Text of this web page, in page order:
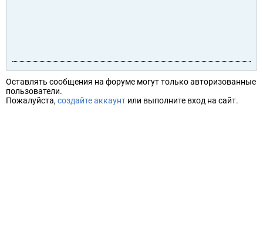
Оставлять сообщения на форуме могут только авторизованные
пользователи.
Пожалуйста, создайте аккаунт или выполните вход на сайт.